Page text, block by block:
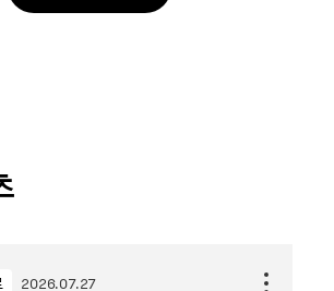
2026.07.27